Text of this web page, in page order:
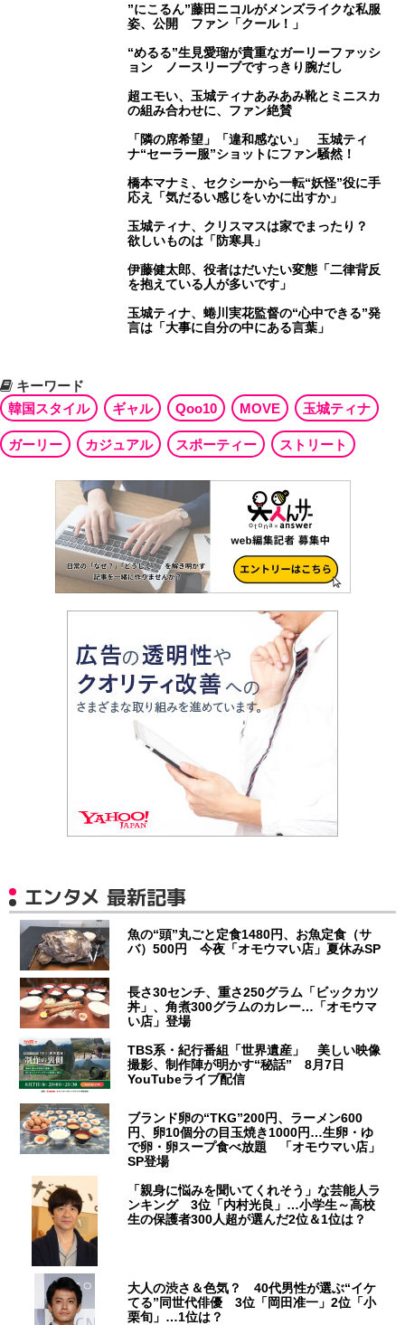
”にこるん”藤田ニコルがメンズライクな私服
姿、公開 ファン「クール！」
“めるる”生見愛瑠が貴重なガーリーファッシ
ョン ノースリーブですっきり腕だし
超エモい、玉城ティナあみあみ靴とミニスカ
の組み合わせに、ファン絶賛
「隣の席希望」「違和感ない」 玉城ティ
ナ“セーラー服”ショットにファン騒然！
橋本マナミ、セクシーから一転“妖怪”役に手
応え「気だるい感じをいかに出すか」
玉城ティナ、クリスマスは家でまったり？
欲しいものは「防寒具」
伊藤健太郎、役者はだいたい変態「二律背反
を抱えている人が多いです」
玉城ティナ、蜷川実花監督の“心中できる”発
言は「大事に自分の中にある言葉」
キーワード
韓国スタイル
ギャル Qoo10 MOVE 玉城ティナ
ガーリー カジュアル スポーティー ストリート
エンタメ 最新記事
魚の“頭”丸ごと定食1480円、お魚定食（サ
バ）500円 今夜「オモウマい店」夏休みSP
長さ30センチ、重さ250グラム「ビックカツ
丼」、角煮300グラムのカレー…「オモウマ
い店」登場
TBS系・紀行番組「世界遺産」 美しい映像
撮影、制作陣が明かす“秘話” 8月7日
YouTubeライブ配信
ブランド卵の“TKG”200円、ラーメン600
円、卵10個分の目玉焼き1000円…生卵・ゆ
で卵・卵スープ食べ放題 「オモウマい店」
SP登場
「親身に悩みを聞いてくれそう」な芸能人ラ
ンキング 3位「内村光良」…小学生～高校
生の保護者300人超が選んだ2位＆1位は？
大人の渋さ＆色気？ 40代男性が選ぶ“イケ
てる”同世代俳優 3位「岡田准一」2位「小
栗旬」…1位は？